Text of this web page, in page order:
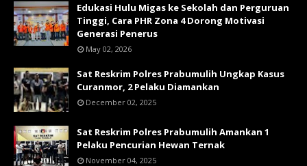
Edukasi Hulu Migas ke Sekolah dan Perguruan
Tinggi, Cara PHR Zona 4 Dorong Motivasi
Generasi Penerus
May 02, 2026
Sat Reskrim Polres Prabumulih Ungkap Kasus
Curanmor, 2 Pelaku Diamankan
December 02, 2025
Sat Reskrim Polres Prabumulih Amankan 1
Pelaku Pencurian Hewan Ternak
November 04, 2025